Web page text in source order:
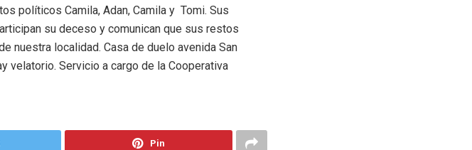
políticos Camila, Adan, Camila y Tomi. Sus
su deceso y comunican que sus restos
nuestra localidad. Casa de duelo avenida San
velatorio. Servicio a cargo de la Cooperativa
Pin